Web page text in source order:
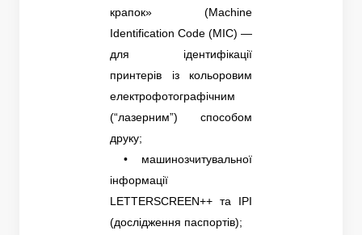
крапок» (Machine
Identification Code (MIC) —
для ідентифікації
принтерів із кольоровим
електрофотографічним
(“лазерним”) способом
друку;
• машинозчитувальної
інформації
LETTERSCREEN++ та IPI
(дослідження паспортів);